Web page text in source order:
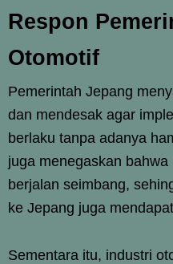
Respon
Otomotif
Pemerintah Jepang
dan mendesak agar
berlaku tanpa adanya
juga menegaskan
berjalan seimbang,
ke Jepang juga
Sementara itu, industri